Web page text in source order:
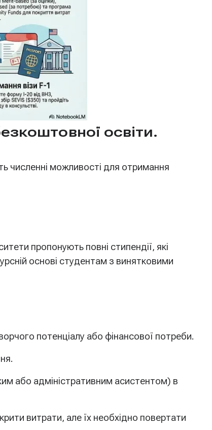
освіти.
численні можливості для отримання
пропонують повні стипендії, які
основі студентам з винятковими
потенціалу або фінансової потреби.
або адміністративним асистентом) в
витрати, але їх необхідно повертати